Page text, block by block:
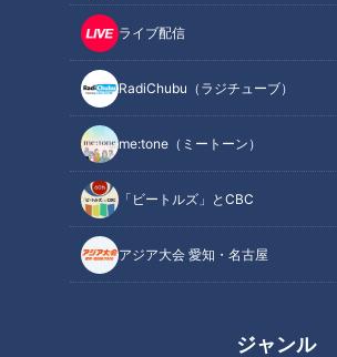
ライブ配信
RadiChubu（ラジチューブ）
me:tone（ミートーン）
「ビートルズ」とCBC
アジア大会 愛知・名古屋
ジャンル